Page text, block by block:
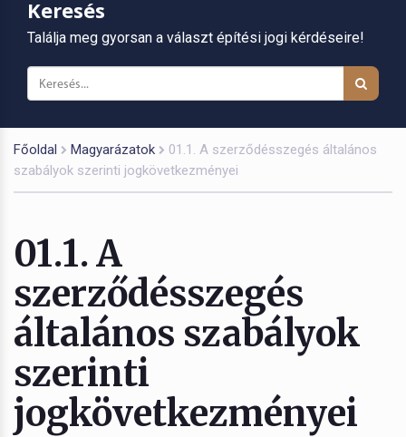
Keresés
Találja meg gyorsan a választ építési jogi kérdéseire!
Főoldal Magyarázatok
01.1. A szerződésszegés általános
szabályok szerinti jogkövetkezményei
01.1. A
szerződésszegés
általános szabályok
szerinti
jogkövetkezményei